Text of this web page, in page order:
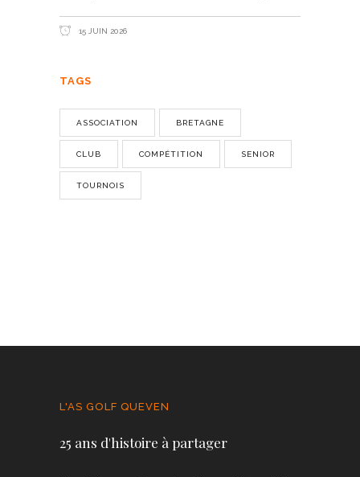
15 JUIN 2026
TAGS
ASSOCIATION BRETAGNE
CLUB COMPÉTITION SENIOR
TOURNOIS
L'AS GOLF QUEVEN
25 ans d'histoire à partager